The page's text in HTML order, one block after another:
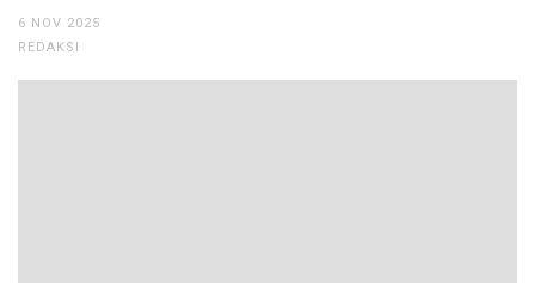
6 NOV 2025
REDAKSI